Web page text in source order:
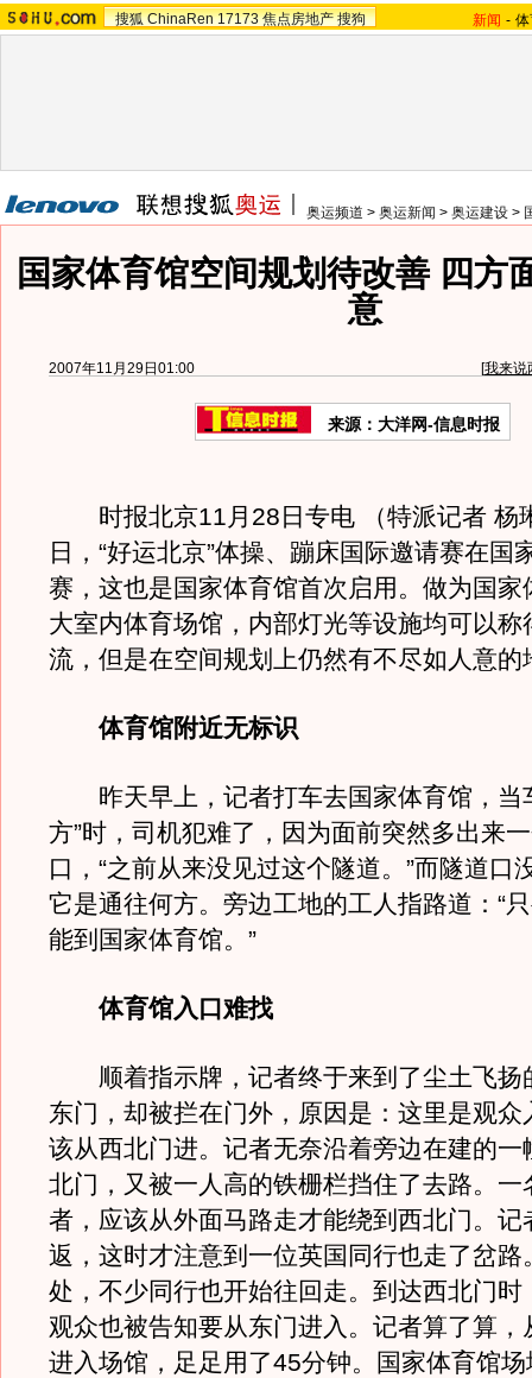
搜狐 ChinaRen 17173 焦点房地产 搜狗 新闻 -
奥运频道 > 奥运新闻 > 奥运建设 >
国家体育馆空间规划待改善 四方
意
2007年11月29日01:00 [我来说
来源：大洋网-信息时报
时报北京11月28日专电 （特派记者 杨
日，“好运北京”体操、蹦床国际邀请赛在国
赛，这也是国家体育馆首次启用。做为国家
大室内体育场馆，内部灯光等设施均可以称
流，但是在空间规划上仍然有不尽如人意的
体育馆附近无标识
昨天早上，记者打车去国家体育馆，当
方”时，司机犯难了，因为面前突然多出来
口，“之前从来没见过这个隧道。”而隧道口
它是通往何方。旁边工地的工人指路道：“
能到国家体育馆。”
体育馆入口难找
顺着指示牌，记者终于来到了尘土飞扬
东门，却被拦在门外，原因是：这里是观众
该从西北门进。记者无奈沿着旁边在建的一
北门，又被一人高的铁栅栏挡住了去路。一
者，应该从外面马路走才能绕到西北门。记
返，这时才注意到一位英国同行也走了岔路
处，不少同行也开始往回走。到达西北门时
观众也被告知要从东门进入。记者算了算，
进入场馆，足足用了45分钟。国家体育馆